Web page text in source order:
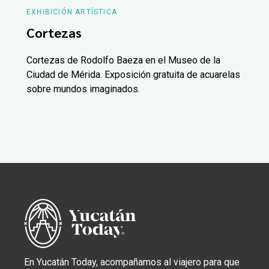
EXHIBICIÓN ARTÍSTICA
Cortezas
Cortezas de Rodolfo Baeza en el Museo de la
Ciudad de Mérida. Exposición gratuita de acuarelas
sobre mundos imaginados.
En Yucatán Today, acompañamos al viajero para que